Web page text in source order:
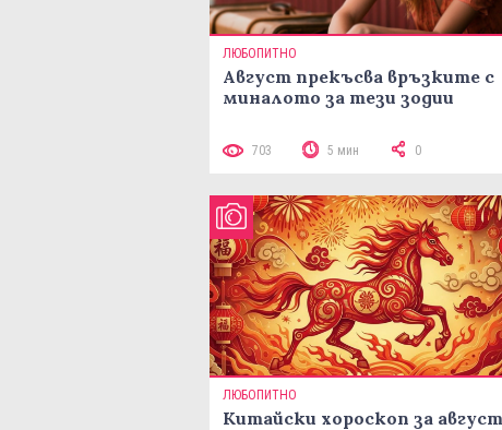
ЛЮБОПИТНО
Август прекъсва връзките с
миналото за тези зодии
703 5 мин 0
ЛЮБОПИТНО
Китайски хороскоп за август